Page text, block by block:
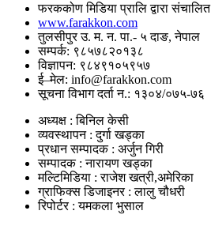
फरककोण मिडिया प्रालि द्वारा संचालित
www.farakkon.com
तुलसीपुर उ. म. न. पा.- ५ दाङ, नेपाल
सम्पर्क: ९८५७८२०१३८
विज्ञापन: ९८४९१०५९५७
ई–मेल: info@farakkon.com
सूचना विभाग दर्ता न.: १३०४/०७५-७६
अध्यक्ष : बिनिल केसी
व्यवस्थापन : दुर्गा खड्का
प्रधान सम्पादक : अर्जुन गिरी
सम्पादक : नारायण खड्का
मल्टिमिडिया : राजेश खत्री,अमेरिका
ग्राफिक्स डिजाइनर : लालु चौधरी
रिपोर्टर : यमकला भुसाल